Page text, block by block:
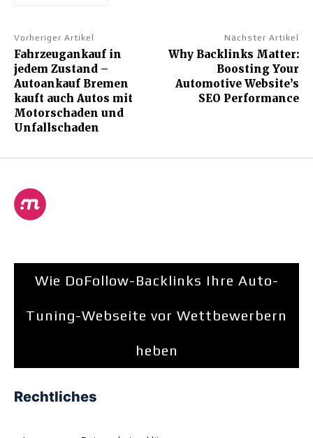
Vorheriger Artikel
Fahrzeugankauf in
jedem Zustand –
Autoankauf Bremen
kauft auch Autos mit
Motorschaden und
Unfallschaden
Nächster Artikel
Why Backlinks Matter:
Boosting Your
Automotive Website’s
SEO Performance
Wie DoFollow-Backlinks Ihre Auto-
Tuning-Webseite vor Wettbewerbern
heben
Rechtliches